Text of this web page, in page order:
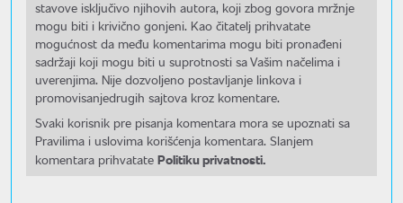
stavove isključivo njihovih autora, koji zbog govora mržnje
mogu biti i krivično gonjeni. Kao čitatelj prihvatate
mogućnost da među komentarima mogu biti pronađeni
sadržaji koji mogu biti u suprotnosti sa Vašim načelima i
uverenjima. Nije dozvoljeno postavljanje linkova i
promovisanjedrugih sajtova kroz komentare.
Svaki korisnik pre pisanja komentara mora se upoznati sa
Pravilima i uslovima korišćenja komentara. Slanjem
komentara prihvatate Politiku privatnosti.